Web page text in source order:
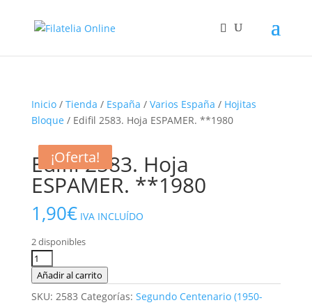
Inicio/ Tienda / España / Varios España / Hojitas
Bloque / Edifil 2583. Hoja ESPAMER. **1980
Edifil 2583. Hoja
ESPAMER. **1980
1,90€ IVA INCLUÍDO
2 disponibles
Edifil
2583.
Añadir al carrito
SKU: 2583 Categorías: Segundo Centenario (1950-
¡Oferta!
¡Oferta!
¡Oferta!